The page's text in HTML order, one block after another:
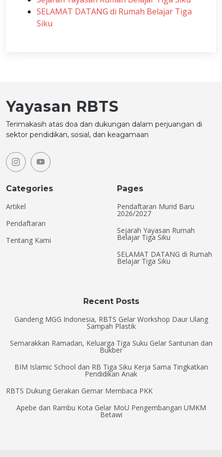
SELAMAT DATANG di Rumah Belajar Tiga
Siku
Yayasan RBTS
Terimakasih atas doa dan dukungan dalam perjuangan di
sektor pendidikan, sosial, dan keagamaan
Categories
Artikel
Pendaftaran
Tentang Kami
Pages
Pendaftaran Murid Baru
2026/2027
Sejarah Yayasan Rumah
Belajar Tiga Siku
SELAMAT DATANG di Rumah
Belajar Tiga Siku
Recent Posts
Gandeng MGG Indonesia, RBTS Gelar Workshop Daur Ulang
Sampah Plastik
Semarakkan Ramadan, Keluarga Tiga Suku Gelar Santunan dan
Bukber
BIM Islamic School dan RB Tiga Siku Kerja Sama Tingkatkan
Pendidikan Anak
RBTS Dukung Gerakan Gemar Membaca PKK
Apebe dan Rambu Kota Gelar MoU Pengembangan UMKM
Betawi